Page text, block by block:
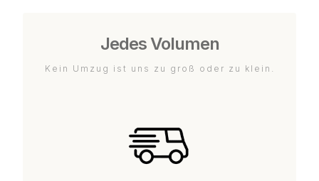
Jedes Volumen
Kein Umzug ist uns zu groß oder zu klein.